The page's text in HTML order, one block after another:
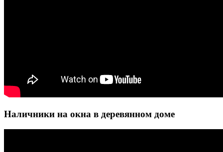
Наличники на окна в деревянном доме